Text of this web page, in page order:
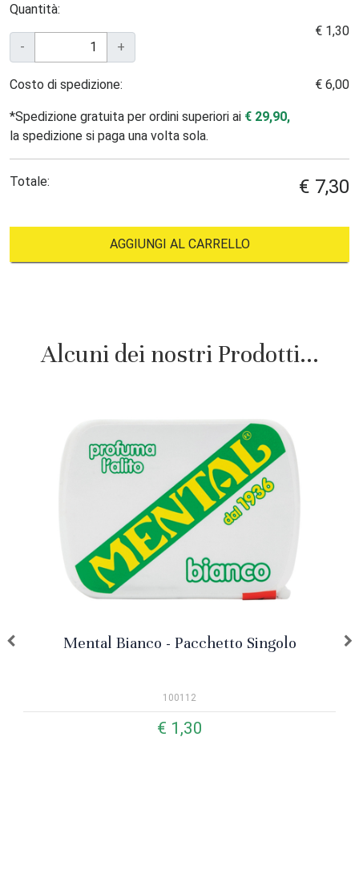
Quantità:
- +
€ 1,30
Costo di spedizione: € 6,00
*Spedizione gratuita per ordini superiori ai € 29,90,
la spedizione si paga una volta sola.
Totale: € 7,30
AGGIUNGI AL CARRELLO
Alcuni dei nostri Prodotti...
Mental Bianco - Pacchetto Singolo
100112
€ 1,30